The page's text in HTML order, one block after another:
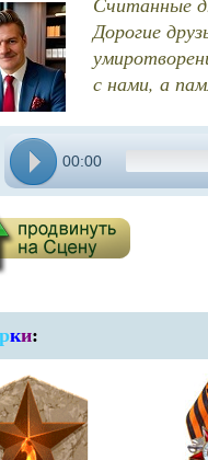
Дорогие
с нами, а
00:00
ки: